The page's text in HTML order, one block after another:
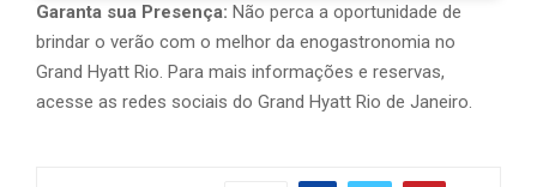
Garanta sua Presença: Não perca a oportunidade de
brindar o verão com o melhor da enogastronomia no
Grand Hyatt Rio. Para mais informações e reservas,
acesse as redes sociais do Grand Hyatt Rio de Janeiro.